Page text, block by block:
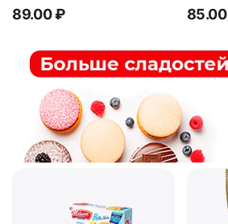
89.00₽ 85.00